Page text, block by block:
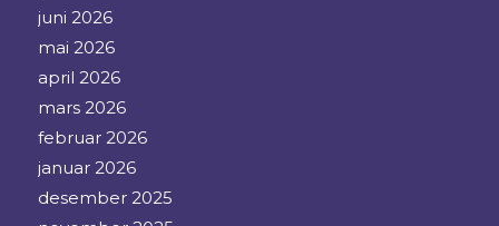
juni 2026
mai 2026
april 2026
mars 2026
februar 2026
januar 2026
desember 2025